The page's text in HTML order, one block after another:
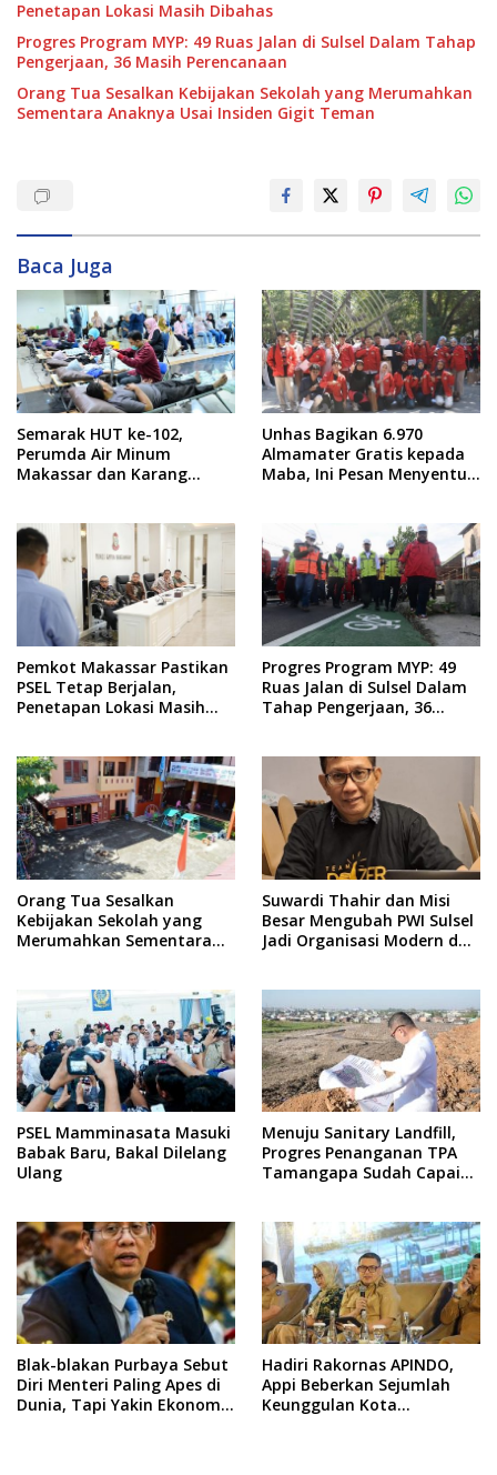
Penetapan Lokasi Masih Dibahas
Progres Program MYP: 49 Ruas Jalan di Sulsel Dalam Tahap
Pengerjaan, 36 Masih Perencanaan
Orang Tua Sesalkan Kebijakan Sekolah yang Merumahkan
Sementara Anaknya Usai Insiden Gigit Teman
Baca Juga
Semarak HUT ke-102,
Perumda Air Minum
Makassar dan Karang
Unhas Bagikan 6.970
Almamater Gratis kepada
Maba, Ini Pesan Menyentuh
Pemkot Makassar Pastikan
PSEL Tetap Berjalan,
Penetapan Lokasi Masih
Progres Program MYP: 49
Ruas Jalan di Sulsel Dalam
Tahap Pengerjaan, 36
Orang Tua Sesalkan
Kebijakan Sekolah yang
Merumahkan Sementara
Suwardi Thahir dan Misi
Besar Mengubah PWI Sulsel
Jadi Organisasi Modern dan
PSEL Mamminasata Masuki
Babak Baru, Bakal Dilelang
Ulang
Menuju Sanitary Landfill,
Progres Penanganan TPA
Tamangapa Sudah Capai
Blak-blakan Purbaya Sebut
Diri Menteri Paling Apes di
Dunia, Tapi Yakin Ekonomi
Hadiri Rakornas APINDO,
Appi Beberkan Sejumlah
Keunggulan Kota